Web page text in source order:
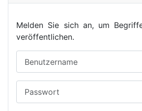
Melden Sie sich an, um
veröffentlichen.